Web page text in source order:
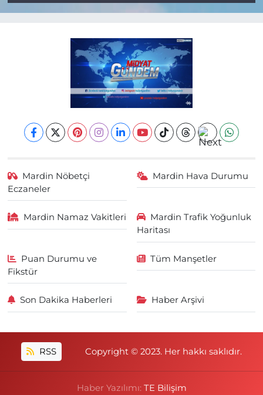
Mardin Nöbetçi
Eczaneler
Mardin Hava Durumu
Mardin Namaz Vakitleri
Mardin Trafik Yoğunluk
Haritası
Puan Durumu ve
Fikstür
Tüm Manşetler
Son Dakika Haberleri Haber Arşivi
RSS Copyright © 2023. Her hakkı saklıdır.
Haber Yazılımı: TE Bilişim